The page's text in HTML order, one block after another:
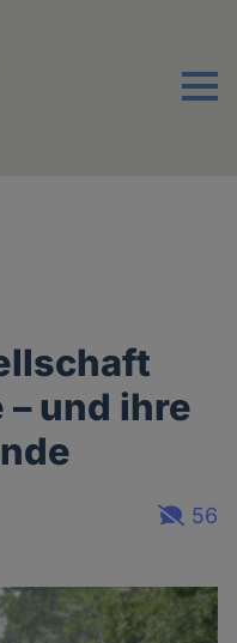
Menu
und ihre
56